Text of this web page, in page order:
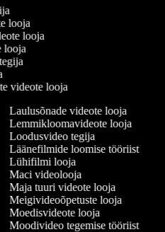
looja
looja
looja
videote looja
Laulusõnade videote looja
Lemmikloomavideote looja
Loodusvideo tegija
Läänefilmide loomise tööriist
Lühifilmi looja
Maci videolooja
Maja tuuri videote looja
Meigivideoõpetuste looja
Moedisvideote looja
Moodivideo tegemise tööriist